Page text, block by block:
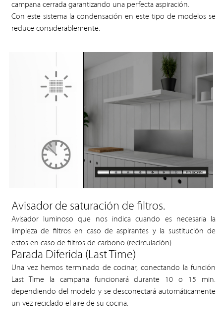
campana cerrada garantizando una perfecta aspiración.
Con este sistema la condensación en este tipo de modelos se
reduce considerablemente.
Avisador de saturación de filtros.
Avisador luminoso que nos indica cuando es necesaria la
limpieza de filtros en caso de aspirantes y la sustitución de
estos en caso de filtros de carbono (recirculación).
Parada Diferida (Last Time)
Una vez hemos terminado de cocinar, conectando la función
Last Time la campana funcionará durante 10 o 15 min.
dependiendo del modelo y se desconectará automáticamente
un vez reciclado el aire de su cocina.